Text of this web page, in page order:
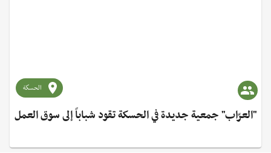
الحسكة
"العرّاب" جمعية جديدة في الحسكة تقود شباباً إلى سوق العمل